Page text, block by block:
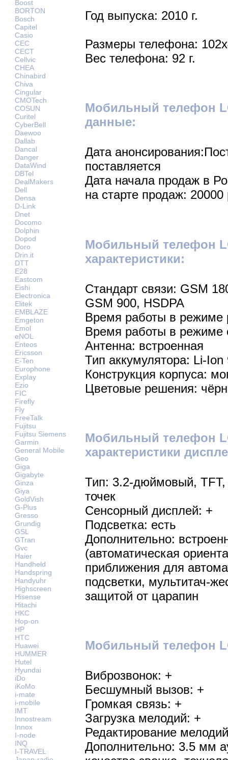
Boost
BORTON
Bosch
Capitel
Casio
CEC
CECT
Cellvic
CHEA
Chinabird
Chiva
Cingular
CMOTech
COSUN
Curitel
CyberBell
Daewoo
Dallab
Dancal
Danger
DataWind
DBTel
DealMakers
Dell
Densa
D-Link
Dnet
Docomo
Dolphin
Dopod
Doro
Drin.it
DTT
E28
Eastcom
Eishi
Electronica
Elitek
EMBLAZE
Emgeton
Emol
eNOL
Enteos
Ericsson
E-Ten
Europhone
Explay
Ezio
FIC
Firefly
Fly
FreeTalk
Fujitsu
Fujitsu Siemens
Garmin
General Mobile
Geo
Giga
Gigabyte
Ginza
Giya
GoldVish
G-Plus
Gresso
Grundig
GSL
GTran
Gvc
Haier
Handheld
Handspring
Handyuhr
Highscreen
Hisense
Hitachi
HKC
Hop-on
HP
HTC
Huawei
HUMMER
Hutel
Hyundai
iDo
iKoMo
i-mate
i-mobile
IMT
Innostream
Innox
I-node
INQ
I-TRAVEL
Год выпуска: 2010 г.
Размеры телефона:
Вес телефона: 92 г.
Мобильный телефон
данные:
Дата
поставляется
Дата начала продаж в
на старте продаж: 20000
Мобильный телефон
характеристики:
Стандарт связи: GSM
GSM 900, HSDPA
Время работы в режиме
Время работы в режиме
Антенна: встроенная
Тип аккумулятора: Li-
Конструкция корпуса:
Цветовые решения:
Мобильный телефон
характеристики
Тип: 3.2-дюймовый, TFT,
точек
Сенсорный дисплей: +
Подсветка: есть
Дополнительно:
(автоматическая
приближения для
подсветки, мультитач-
защитой от царапин
Мобильный телефон
Виброзвонок: +
Бесшумный вызов: +
Громкая связь: +
Загрузка мелодий: +
Редактирование
Дополнительно: 3.5 мм